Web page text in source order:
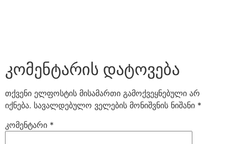
კომენტარის დატოვება
თქვენი ელფოსტის მისამართი გამოქვეყნებული არ
იქნება. სავალდებულო ველების მონიშვნის ნიშანი *
კომენტარი *